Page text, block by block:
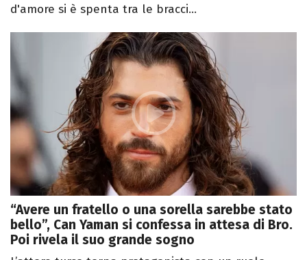
d'amore si è spenta tra le bracci...
“Avere un fratello o una sorella sarebbe stato
bello”, Can Yaman si confessa in attesa di Bro.
Poi rivela il suo grande sogno